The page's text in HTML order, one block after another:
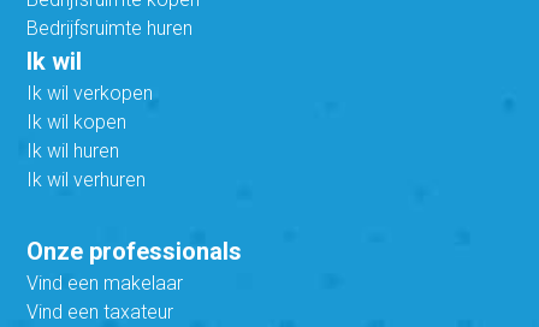
Bedrijfsruimte huren
Ik wil
Ik wil verkopen
Ik wil kopen
Ik wil huren
Ik wil verhuren
Onze professionals
Vind een makelaar
Vind een taxateur